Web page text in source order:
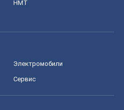
НМТ
Электромобили
Сервис